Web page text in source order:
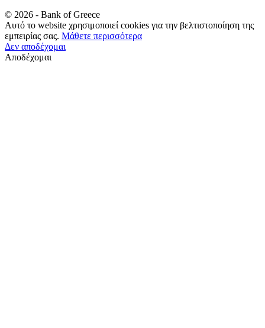
© 2026 - Bank of Greece
Αυτό το website χρησιμοποιεί cookies για την βελτιστοποίηση της
εμπειρίας σας. Μάθετε περισσότερα
Δεν αποδέχομαι
Αποδέχομαι